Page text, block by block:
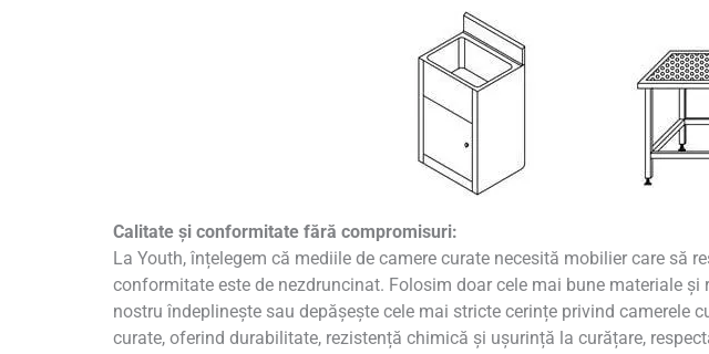
Calitate și conformitate fără compromisuri:
La Youth, înțelegem că mediile de camere curate necesită mobilier care
conformitate este de nezdruncinat. Folosim doar cele mai bune materiale
nostru îndeplinește sau depășește cele mai stricte cerințe privind camerele
curate, oferind durabilitate, rezistență chimică și ușurință la curățare,